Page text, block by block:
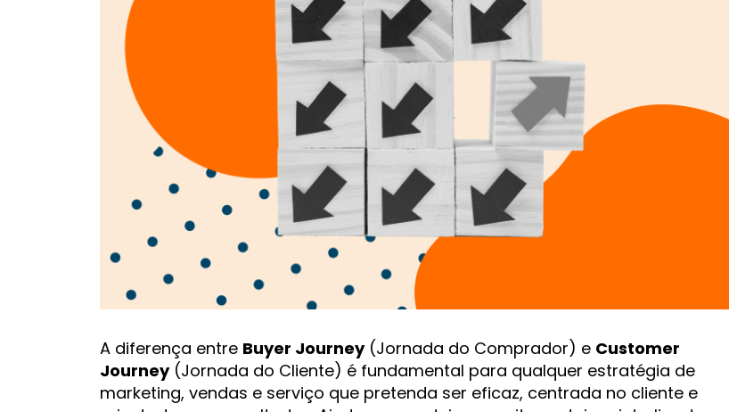
A diferença entre Buyer Journey(Jornada do Comprador) e Customer
Journey(Jornada do Cliente) é fundamental para qualquer estratégia de
marketing, vendas e serviço que pretenda ser eficaz, centrada no cliente e